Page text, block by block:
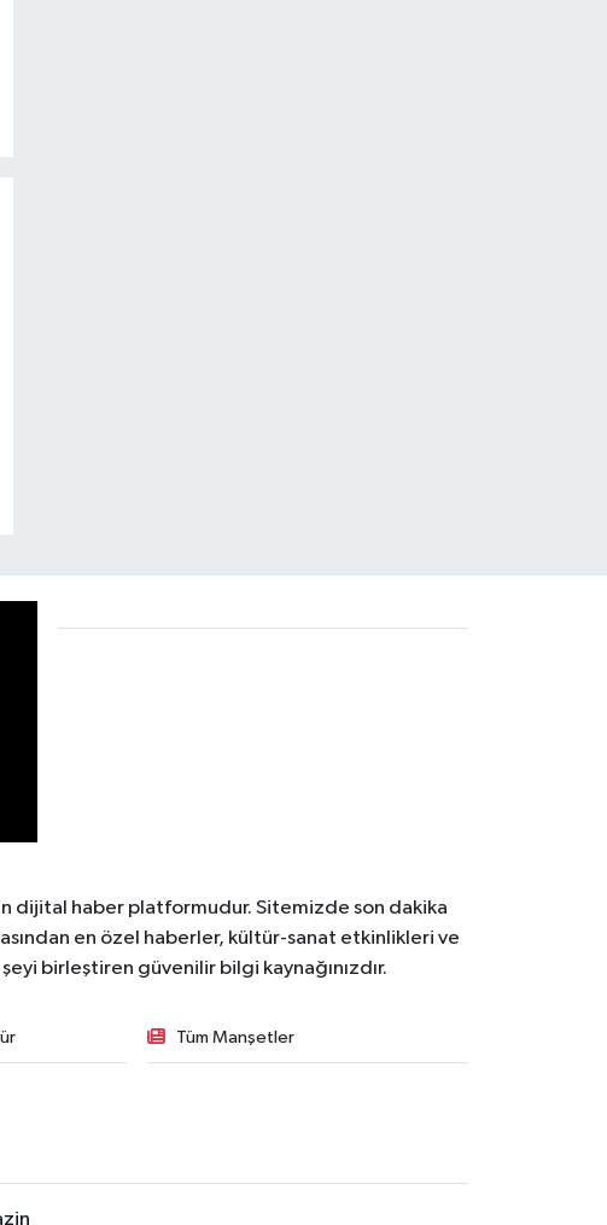
dijital haber platformudur. Sitemizde son dakika
en özel haberler, kültür-sanat etkinlikleri ve
birleştiren güvenilir bilgi kaynağınızdır.
Tüm Manşetler